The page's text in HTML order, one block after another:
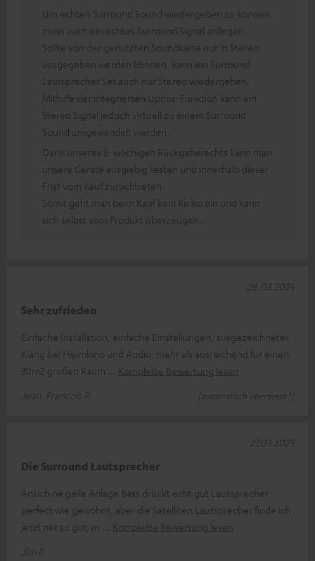
Um echten Surround Sound wiedergeben zu können,
muss auch ein echtes Surround Signal anliegen.
Sollte von der genutzten Soundkarte nur in Stereo
ausgegeben werden können, kann ein Surround
Lautsprecher Set auch nur Stereo wiedergeben.
Mithilfe der integrierten Upmix-Funktion kann ein
Stereo Signal jedoch virtuell zu einem Surround
Sound umgewandelt werden.
Dank unseres 8-wöchigen Rückgaberechts kann man
unsere Geräte ausgiebig testen und innerhalb dieser
Frist vom Kauf zurücktreten.
Somit geht man beim Kauf kein Risiko ein und kann
sich selbst vom Produkt überzeugen.
Sehr zufrieden
Einfache Installation, einfache Einstellungen, ausgezeichneter
Klang bei Heimkino und Audio, mehr als ausreichend für einen
30m2 großen Raum
Komplette Bewertung lesen
Jean-Francois P.
(automatisch übersetzt *)
28.03.2025
Die Surround Lautsprecher
Ansich ne geile Anlage Bass drückt echt gut Lautsprecher
perfect wie gewohnt, aber die Satelliten Lautsprecher finde ich
jetzt net so gut, m
Komplette Bewertung lesen
Jim P.
27.03.2025